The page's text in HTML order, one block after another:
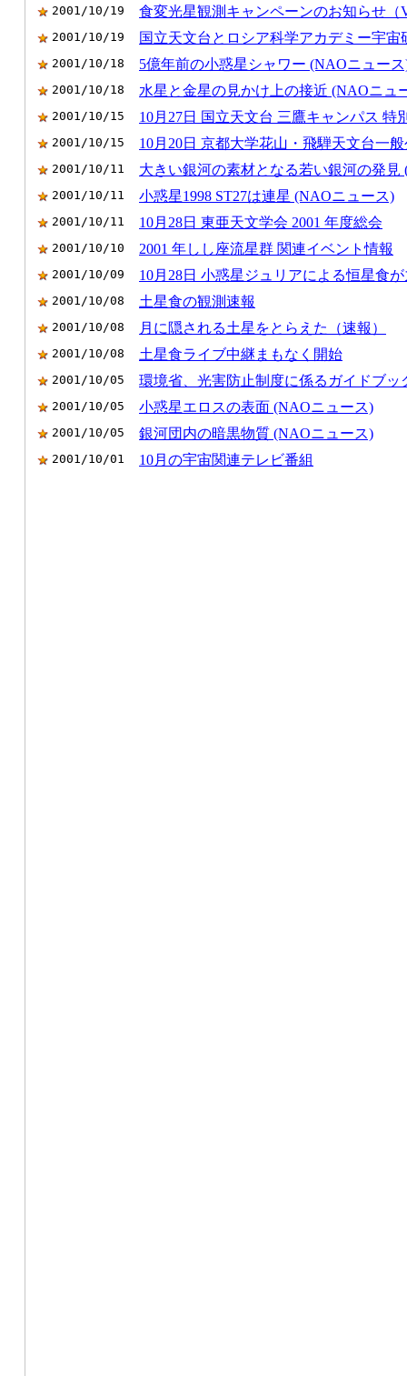
2001/10/19 食変光星観測キャンペーンのお知らせ（
2001/10/19 国立天文台とロシア科学アカデミー宇
2001/10/18 5億年前の小惑星シャワー (NAOニュー
2001/10/18 水星と金星の見かけ上の接近 (NAOニュ
2001/10/15 10月27日 国立天文台 三鷹キャンパス 特
2001/10/15 10月20日 京都大学花山・飛騨天文台一
2001/10/11 大きい銀河の素材となる若い銀河の発見
2001/10/11 小惑星1998 ST27は連星 (NAOニュース)
2001/10/11 10月28日 東亜天文学会 2001 年度総会
2001/10/10 2001 年しし座流星群 関連イベント情報
2001/10/09 10月28日 小惑星ジュリアによる恒星食
2001/10/08 土星食の観測速報
2001/10/08 月に隠される土星をとらえた（速報）
2001/10/08 土星食ライブ中継まもなく開始
2001/10/05 環境省、光害防止制度に係るガイドブッ
2001/10/05 小惑星エロスの表面 (NAOニュース)
2001/10/05 銀河団内の暗黒物質 (NAOニュース)
2001/10/01 10月の宇宙関連テレビ番組